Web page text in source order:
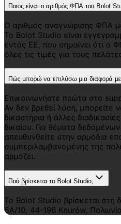
Ποιος είναι ο αριθμός ΦΠΑ του Bolot
Ο αριθμός αναγνώρισης ΦΠΑ
Το Bolot Studio είναι
εντός ΕΕ, που σημαίνει ότι ο
όλες τις τιμές για τους
Πώς μπορώ να επιλύσω μια διαφορά
Επικοινωνήστε πρώτα στο
Αν δεν βρεθεί λύση, μπορείτε
δικαστήρια ή άλλες
δικαίου. Για θέματα
απευθυνθείτε στην αρμόδια
συμπεριλαμβανομένης της
αρμόζει.
Πού βρίσκεται το Bolot Studio;
Το Bolot Studio βρίσκεται στη
6A/10, 44-196 Knurów,